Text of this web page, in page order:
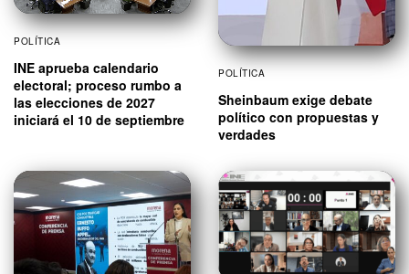
POLÍTICA
INE aprueba calendario
electoral; proceso rumbo a
las elecciones de 2027
iniciará el 10 de septiembre
POLÍTICA
Sheinbaum exige debate
político con propuestas y
verdades